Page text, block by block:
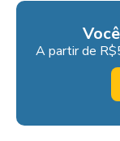
A partir de